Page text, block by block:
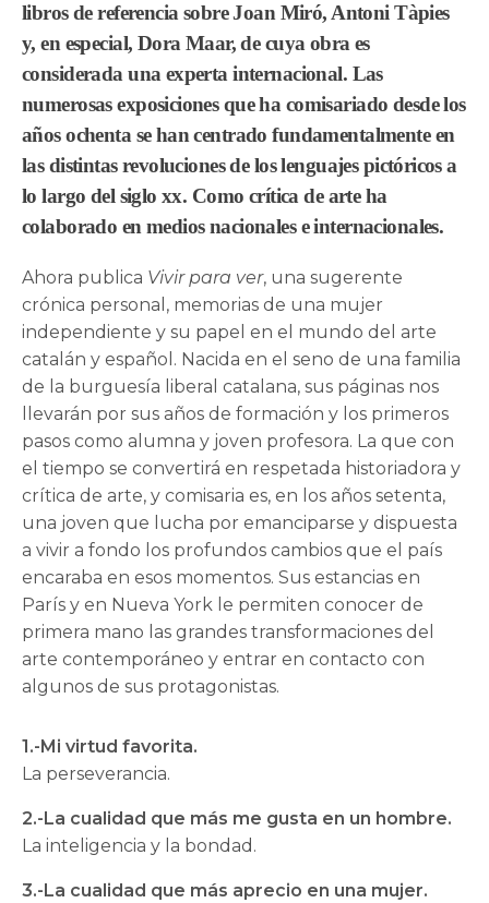
libros de referencia sobre Joan Miró, Antoni Tàpies
y, en especial, Dora Maar, de cuya obra es
considerada una experta internacional. Las
numerosas exposiciones que ha comisariado desde los
años ochenta se han centrado fundamentalmente en
las distintas revoluciones de los lenguajes pictóricos a
lo largo del siglo xx. Como crítica de arte ha
colaborado en medios nacionales e internacionales.
Ahora publica Vivir para ver, una sugerente
crónica personal, memorias de una mujer
independiente y su papel en el mundo del arte
catalán y español. Nacida en el seno de una familia
de la burguesía liberal catalana, sus páginas nos
llevarán por sus años de formación y los primeros
pasos como alumna y joven profesora. La que con
el tiempo se convertirá en respetada historiadora y
crítica de arte, y comisaria es, en los años setenta,
una joven que lucha por emanciparse y dispuesta
a vivir a fondo los profundos cambios que el país
encaraba en esos momentos. Sus estancias en
París y en Nueva York le permiten conocer de
primera mano las grandes transformaciones del
arte contemporáneo y entrar en contacto con
algunos de sus protagonistas.
1.-Mi virtud favorita.
La perseverancia.
2.-La cualidad que más me gusta en un hombre.
La inteligencia y la bondad.
3.-La cualidad que más aprecio en una mujer.